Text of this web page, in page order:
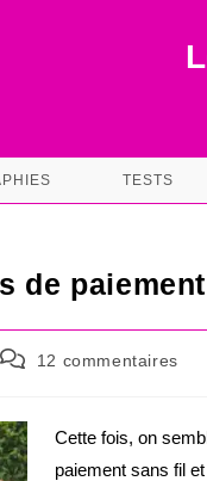
TESTS
de
Commentaires
publication :
12 commentaires
Cette fois, on
paiement sans fil